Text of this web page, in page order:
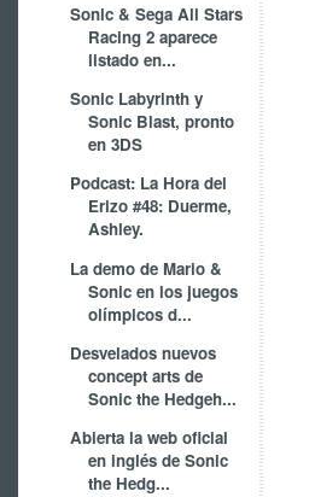
Sonic & Sega All Stars
Racing 2 aparece
listado en...
Sonic Labyrinth y
Sonic Blast, pronto
en 3DS
Podcast: La Hora del
Erizo #48: Duerme,
Ashley.
La demo de Mario &
Sonic en los juegos
olímpicos d...
Desvelados nuevos
concept arts de
Sonic the Hedgeh...
Abierta la web oficial
en inglés de Sonic
the Hedg...